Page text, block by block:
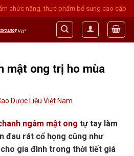
chức năng, thực phẩm bổ sung cao cấp
mật ong trị ho mùa
Dược Liệu Việt Nam
ngâm mật ong tự tay làm
đau rát cổ họng cũng như
gia đình trong thời tiết giá